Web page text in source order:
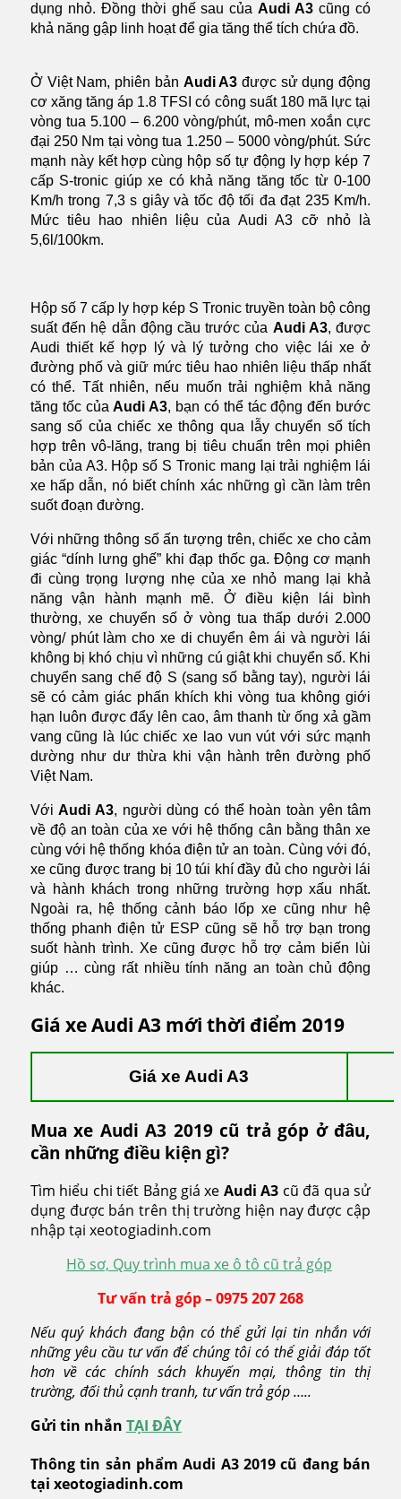
dụng nhỏ. Đồng thời ghế sau củaAudi A3 cũng có
khả năng gập linh hoạt để gia tăng thể tích chứa đồ.
Ở Việt Nam, phiên bản Audi A3 được sử dụng động
cơ xăng tăng áp 1.8 TFSI có công suất 180 mã lực tại
vòng tua 5.100 – 6.200 vòng/phút, mô-men xoắn cực
đại 250 Nm tại vòng tua 1.250 – 5000 vòng/phút. Sức
mạnh này kết hợp cùng hộp số tự động ly hợp kép 7
cấp S-tronic giúp xe có khả năng tăng tốc từ 0-100
Km/h trong 7,3 s giây và tốc độ tối đa đạt 235 Km/h.
Mức tiêu hao nhiên liệu của Audi A3 cỡ nhỏ là
5,6l/100km.
Hộp số 7 cấp ly hợp kép S Tronic truyền toàn bộ công
suất đến hệ dẫn động cầu trước của Audi A3, được
Audi thiết kế hợp lý và lý tưởng cho việc lái xe ở
đường phố và giữ mức tiêu hao nhiên liệu thấp nhất
có thể. Tất nhiên, nếu muốn trải nghiệm khả năng
tăng tốc củaAudi A3, bạn có thể tác động đến bước
sang số của chiếc xe thông qua lẫy chuyển số tích
hợp trên vô-lăng, trang bị tiêu chuẩn trên mọi phiên
bản của A3. Hộp số S Tronic mang lại trải nghiệm lái
xe hấp dẫn, nó biết chính xác những gì cần làm trên
suốt đoạn đường.
Với những thông số ấn tượng trên, chiếc xe cho cảm
giác “dính lưng ghế” khi đạp thốc ga. Động cơ mạnh
đi cùng trọng lượng nhẹ của xe nhỏ mang lại khả
năng vận hành mạnh mẽ. Ở điều kiện lái bình
thường, xe chuyển số ở vòng tua thấp dưới 2.000
vòng/ phút làm cho xe di chuyển êm ái và người lái
không bị khó chịu vì những cú giật khi chuyển số. Khi
chuyển sang chế độ S (sang số bằng tay), người lái
sẽ có cảm giác phấn khích khi vòng tua không giới
hạn luôn được đẩy lên cao, âm thanh từ ống xả gầm
vang cũng là lúc chiếc xe lao vun vút với sức mạnh
dường như dư thừa khi vận hành trên đường phố
Việt Nam.
VớiAudi A3, người dùng có thể hoàn toàn yên tâm
về độ an toàn của xe với hệ thống cân bằng thân xe
cùng với hệ thống khóa điện tử an toàn. Cùng với đó,
xe cũng được trang bị 10 túi khí đầy đủ cho người lái
và hành khách trong những trường hợp xấu nhất.
Ngoài ra, hệ thống cảnh báo lốp xe cũng như hệ
thống phanh điện tử ESP cũng sẽ hỗ trợ bạn trong
suốt hành trình. Xe cũng được hỗ trợ cảm biến lùi
giúp … cùng rất nhiều tính năng an toàn chủ động
khác.
Giá xeAudi A3 mới thời điểm 2019
Giá xe Audi A3
Mua xe Audi A3 2019 cũ trả góp ở đâu,
cần những điều kiện gì?
Tìm hiểu chi tiết Bảng giá xe Audi A3 cũ đã qua sử
dụng được bán trên thị trường hiện nay được cập
nhập tại xeotogiadinh.com
Hồ sơ, Quy trình mua xe ô tô cũ trả góp
Tư vấn trả góp – 0975 207 268
Nếu quý khách đang bận có thể gửi lại tin nhắn với
những yêu cầu tư vấn để chúng tôi có thể giải đáp tốt
hơn về các chính sách khuyến mại, thông tin thị
trường, đối thủ cạnh tranh, tư vấn trả góp …..
Gửi tin nhắn TẠI ĐÂY
Thông tin sản phẩm Audi A3 2019 cũ đang bán
tại xeotogiadinh.com